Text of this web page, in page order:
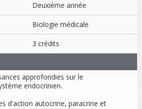
Deuxième année
Biologie médicale
3 crédits
approfondies sur le
endocrinien.
d'action autocrine, paracrine et